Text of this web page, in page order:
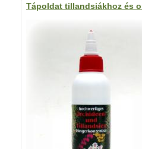
Tápoldat tillandsiákhoz és